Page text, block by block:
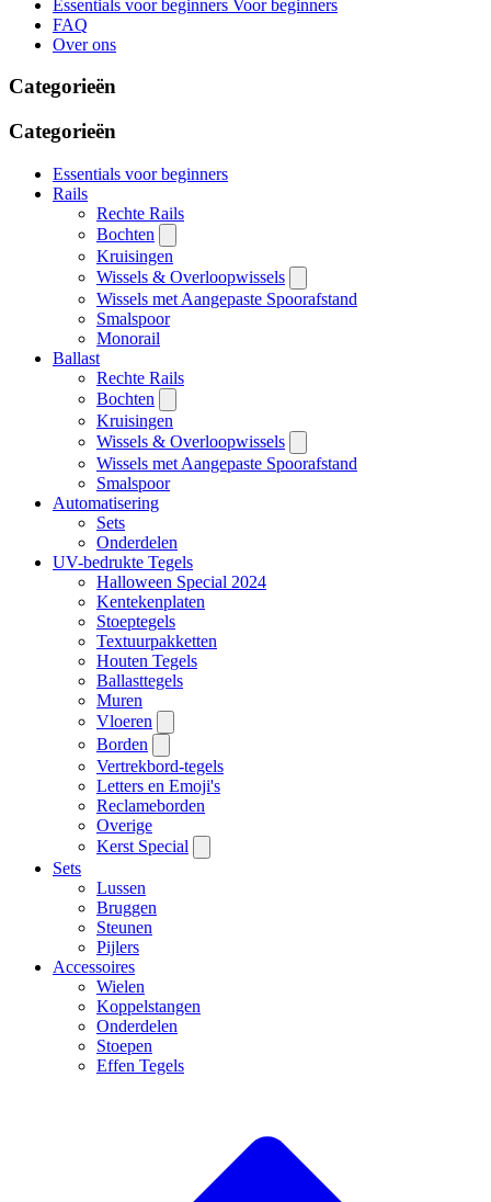
Essentials voor beginners Voor beginners
FAQ
Over ons
Categorieën
Categorieën
Essentials voor beginners
Rails
Rechte Rails
Bochten
Kruisingen
Wissels & Overloopwissels
Wissels met Aangepaste Spoorafstand
Smalspoor
Monorail
Ballast
Rechte Rails
Bochten
Kruisingen
Wissels & Overloopwissels
Wissels met Aangepaste Spoorafstand
Smalspoor
Automatisering
Sets
Onderdelen
UV-bedrukte Tegels
Halloween Special 2024
Kentekenplaten
Stoeptegels
Textuurpakketten
Houten Tegels
Ballasttegels
Muren
Vloeren
Borden
Vertrekbord-tegels
Letters en Emoji's
Reclameborden
Overige
Kerst Special
Sets
Lussen
Bruggen
Steunen
Pijlers
Accessoires
Wielen
Koppelstangen
Onderdelen
Stoepen
Effen Tegels